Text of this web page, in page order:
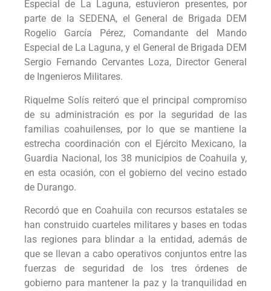
Especial de La Laguna, estuvieron presentes, por
parte de la SEDENA, el General de Brigada DEM
Rogelio García Pérez, Comandante del Mando
Especial de La Laguna, y el General de Brigada DEM
Sergio Fernando Cervantes Loza, Director General
de Ingenieros Militares.
Riquelme Solís reiteró que el principal compromiso
de su administración es por la seguridad de las
familias coahuilenses, por lo que se mantiene la
estrecha coordinación con el Ejército Mexicano, la
Guardia Nacional, los 38 municipios de Coahuila y,
en esta ocasión, con el gobierno del vecino estado
de Durango.
Recordó que en Coahuila con recursos estatales se
han construido cuarteles militares y bases en todas
las regiones para blindar a la entidad, además de
que se llevan a cabo operativos conjuntos entre las
fuerzas de seguridad de los tres órdenes de
gobierno para mantener la paz y la tranquilidad en